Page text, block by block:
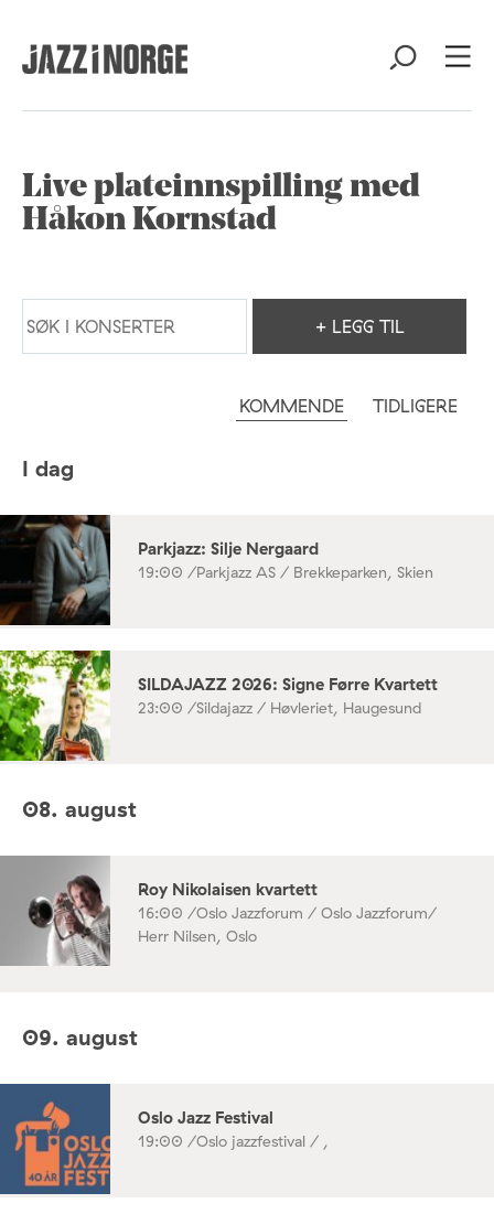
Live plateinnspilling med
Håkon Kornstad
+ LEGG TIL
KOMMENDE TIDLIGERE
I dag
Parkjazz: Silje Nergaard
19:00 /Parkjazz AS / Brekkeparken, Skien
SILDAJAZZ 2026: Signe Førre Kvartett
23:00 /Sildajazz / Høvleriet, Haugesund
08. august
Roy Nikolaisen kvartett
16:00 /Oslo Jazzforum / Oslo Jazzforum/
Herr Nilsen, Oslo
09. august
Oslo Jazz Festival
19:00 /Oslo jazzfestival / ,